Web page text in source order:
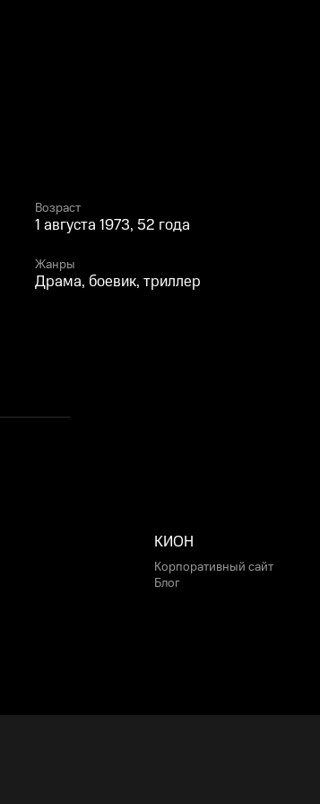
Возраст
1 августа 1973, 52 года
Жанры
Драма, боевик, триллер
КИОН
Корпоративный сайт
Блог